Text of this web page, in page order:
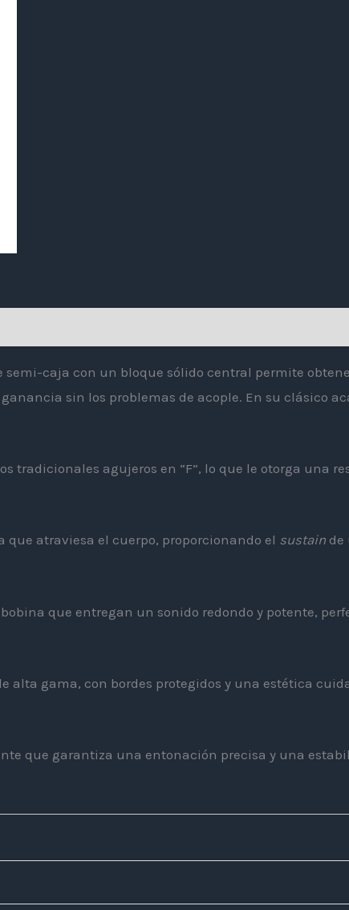
caja con un bloque sólido central permite
sin los problemas de acople. En su clásico
tradicionales agujeros en “F”, lo que le otorga una
atraviesa el cuerpo, proporcionando el sustain de
que entregan un sonido redondo y potente,
alta gama, con bordes protegidos y una estética
que garantiza una entonación precisa y una